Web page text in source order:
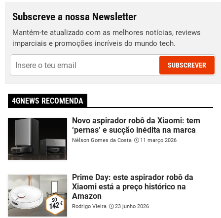
Subscreve a nossa Newsletter
Mantém-te atualizado com as melhores notícias, reviews
imparciais e promoções incríveis do mundo tech.
SUBSCREVER
4GNEWS RECOMENDA
Novo aspirador robô da Xiaomi: tem
‘pernas’ e sucção inédita na marca
Nélson Gomes da Costa 11 março 2026
Prime Day: este aspirador robô da
Xiaomi está a preço histórico na
Amazon
Rodrigo Vieira 23 junho 2026